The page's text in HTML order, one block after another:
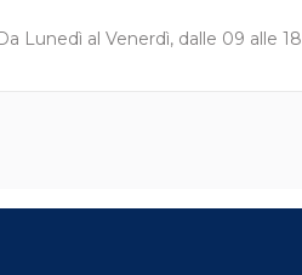
Lunedì al Venerdì, dalle 09 alle 18